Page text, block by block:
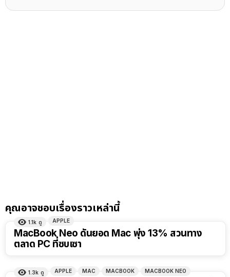
คุณอาจชอบเรื่องราวเหล่านี้
1.1k ดู APPLE
MacBook Neo ดันยอด Mac พุ่ง 13% สวนทาง
ตลาด PC ที่ซบเซา
1.3k ดู APPLE MAC MACBOOK MACBOOK NEO